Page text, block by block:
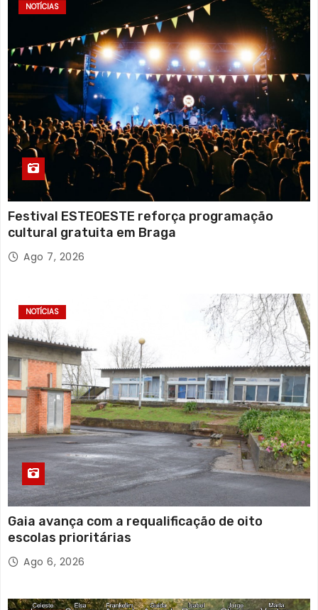
NOTÍCIAS
Festival ESTEOESTE reforça programação
cultural gratuita em Braga
Ago 7, 2026
NOTÍCIAS
Gaia avança com a requalificação de oito
escolas prioritárias
Ago 6, 2026